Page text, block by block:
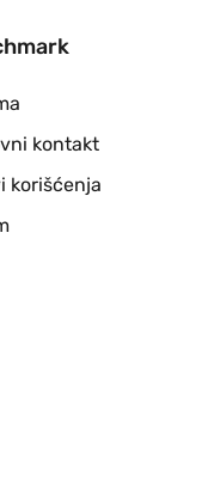
kontakt
korišćenja